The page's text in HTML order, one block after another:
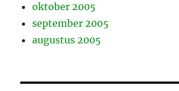
oktober 2005
september 2005
augustus 2005